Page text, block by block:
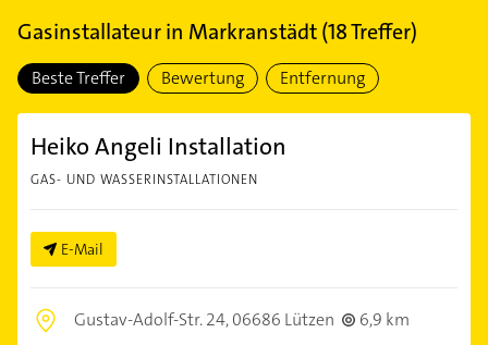
Gasinstallateurin Markranstädt(18Treffer)
Beste Treffer Bewertung Entfernung
Heiko Angeli Installation
GAS- UND WASSERINSTALLATIONEN
E-Mail
Gustav-Adolf-Str. 24,06686 Lützen
6,9 km